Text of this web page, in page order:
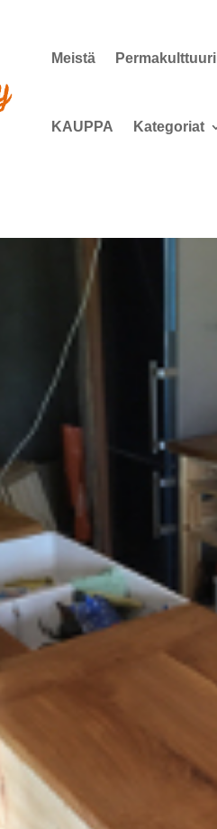
Meistä Permakulttuuri
KAUPPA Kategoriat